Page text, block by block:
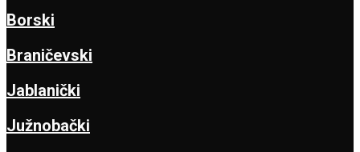
Borski
Braničevski
Jablanički
Južnobački